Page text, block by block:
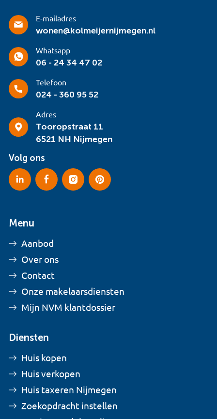
E-mailadres
wonen@kolmeijernijmegen.nl
Whatsapp
06 - 24 34 47 02
Telefoon
024 - 360 95 52
Adres
Tooropstraat 11
6521 NH Nijmegen
Volg ons
Menu
Aanbod
Over ons
Contact
Onze makelaarsdiensten
Mijn NVM klantdossier
Diensten
Huis kopen
Huis verkopen
Huis taxeren Nijmegen
Zoekopdracht instellen